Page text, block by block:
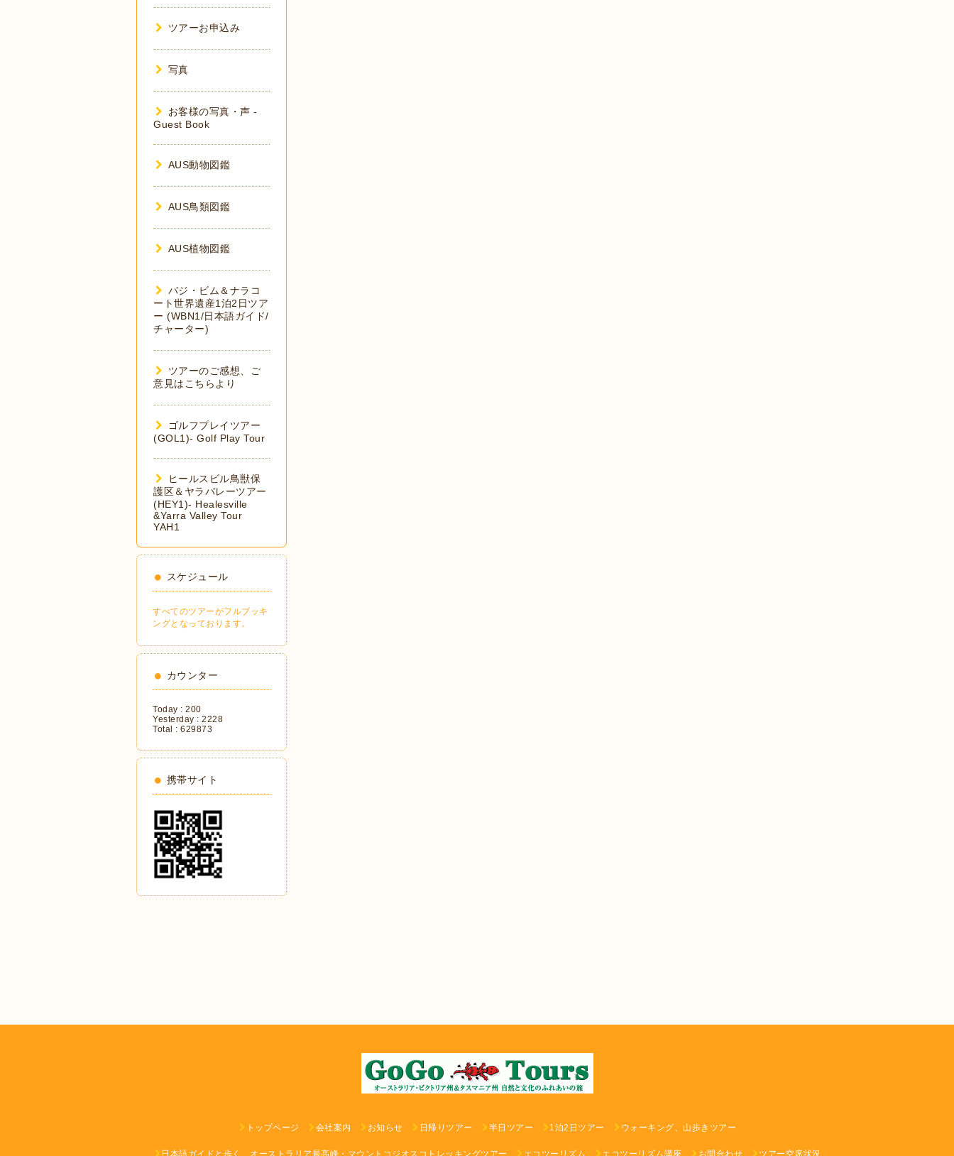
ツアーお申込み
写真
お客様の写真・声 -
Guest Book
AUS動物図鑑
AUS鳥類図鑑
AUS植物図鑑
バジ・ビム＆ナラコ
ート世界遺産1泊2日ツア
ー (WBN1/日本語ガイド/
チャーター)
ツアーのご感想、ご
意見はこちらより
ゴルフプレイツアー
(GOL1)- Golf Play Tour
ヒールスビル鳥獣保
護区＆ヤラバレーツアー
(HEY1)- Healesville
&Yarra Valley Tour
YAH1
スケジュール
すべてのツアーがフルブッキ
ングとなっております。
カウンター
Today : 200
Yesterday : 2228
Total : 629873
携帯サイト
トップページ 会社案内 お知らせ 日帰りツアー 半日ツアー 1泊2日ツアー ウォーキング、山歩きツアー
日本語ガイドと歩く、オーストラリア最高峰・マウントコジオスコトレッキングツアー エコツーリズム エコツーリズム講座 お問合わせ ツアー空席状況